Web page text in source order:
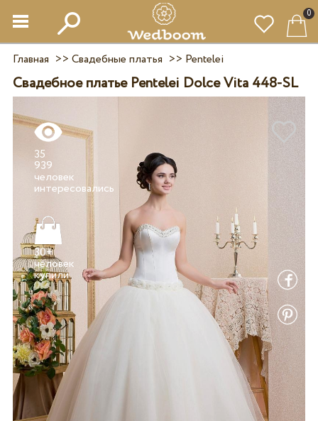
0
Главная >> Свадебные платья >> Pentelei
Свадебное платье Pentelei Dolce Vita 448-SL
35
939
человек
30+
человек
купили